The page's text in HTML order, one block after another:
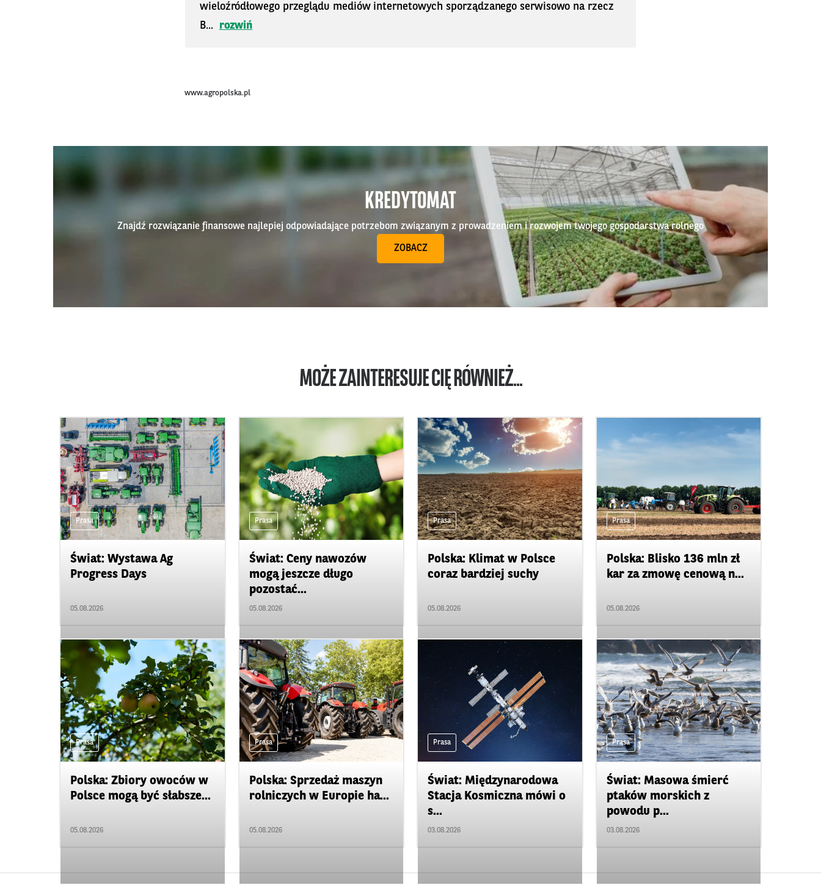
wieloźródłowego przeglądu mediów internetowych sporządzanego serwisowo na rzecz
B...
rozwiń
www.agropolska.pl
KREDYTOMAT
Znajdź rozwiązanie finansowe najlepiej odpowiadające potrzebom związanym z prowadzeniem i rozwojem twojego gospodarstwa rolnego
ZOBACZ
MOŻE ZAINTERESUJE CIĘ RÓWNIEŻ...
Prasa
Świat: Wystawa Ag
Progress Days
05.08.2026
Prasa
Świat: Ceny nawozów
mogą jeszcze długo
pozostać...
05.08.2026
Prasa
Polska: Klimat w Polsce
coraz bardziej suchy
05.08.2026
Prasa
Polska: Blisko 136 mln zł
kar za zmowę cenową n...
05.08.2026
Prasa
Polska: Zbiory owoców w
Polsce mogą być słabsze...
05.08.2026
Prasa
Polska: Sprzedaż maszyn
rolniczych w Europie ha...
05.08.2026
Prasa
Świat: Międzynarodowa
Stacja Kosmiczna mówi o
s...
03.08.2026
Prasa
Świat: Masowa śmierć
ptaków morskich z
powodu p...
03.08.2026